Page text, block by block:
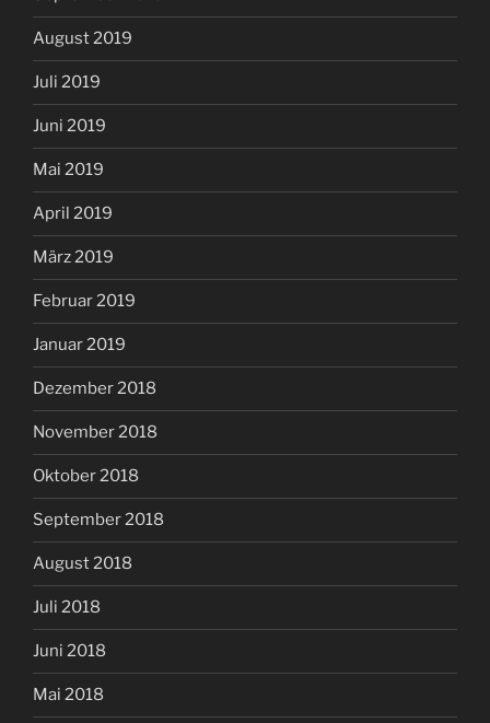
August 2019
Juli 2019
Juni 2019
Mai 2019
April 2019
März 2019
Februar 2019
Januar 2019
Dezember 2018
November 2018
Oktober 2018
September 2018
August 2018
Juli 2018
Juni 2018
Mai 2018